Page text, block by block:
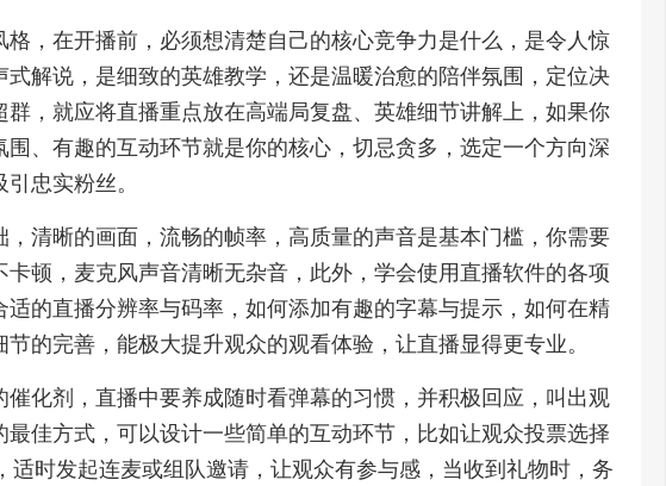
，在开播前，必须想清楚自己的核心竞争力是什么，是令人惊
解说，是细致的英雄教学，还是温暖治愈的陪伴氛围，定位决
，就应将直播重点放在高端局复盘、英雄细节讲解上，如果你
、有趣的互动环节就是你的核心，切忌贪多，选定一个方向深
忠实粉丝。
清晰的画面，流畅的帧率，高质量的声音是基本门槛，你需要
顿，麦克风声音清晰无杂音，此外，学会使用直播软件的各项
的直播分辨率与码率，如何添加有趣的字幕与提示，如何在精
的完善，能极大提升观众的观看体验，让直播显得更专业。
化剂，直播中要养成随时看弹幕的习惯，并积极回应，叫出观
佳方式，可以设计一些简单的互动环节，比如让观众投票选择
适时发起连麦或组队邀请，让观众有参与感，当收到礼物时，务